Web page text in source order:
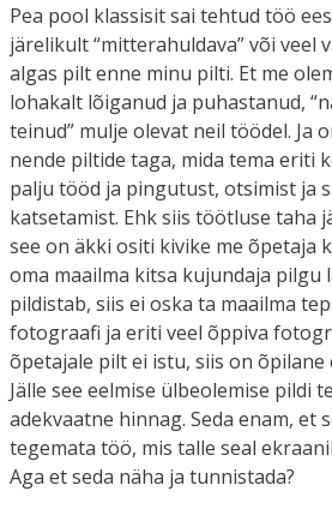
Pea pool klassisit sai tehtud töö
järelikult “mitterahuldava” või veel
algas pilt enne minu pilti. Et me
lohakalt lõiganud ja puhastanud,
teinud” mulje olevat neil töödel. Ja
nende piltide taga, mida tema eriti
palju tööd ja pingutust, otsimist ja
katsetamist. Ehk siis töötluse taha
see on äkki ositi kivike me õpetaja
oma maailma kitsa kujundaja pilgu
pildistab, siis ei oska ta maailma
fotograafi ja eriti veel õppiva
õpetajale pilt ei istu, siis on õpilane
Jälle see eelmise ülbeolemise pildi
adekvaatne hinnag. Seda enam, et
tegemata töö, mis talle seal
Aga et seda näha ja tunnistada?